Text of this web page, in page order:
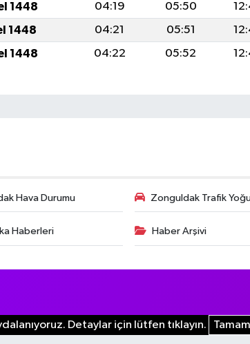
1448 04:19 05:50
1448 04:21 05:51
1448 04:22 05:52
Hava Durumu Zonguldak Trafik
Haberleri Haber Arşivi
Detaylar için lütfen tıklayın. Tamam